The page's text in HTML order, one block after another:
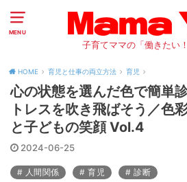
MENU
子育てママの「働きたい
HOME 育児と仕事の両立方法 育児
心の状態を選んだ色で簡単
トレスを吹き飛ばそう／色
と子どもの笑顔 Vol.4
2024-06-25
人間関係 育児 診断